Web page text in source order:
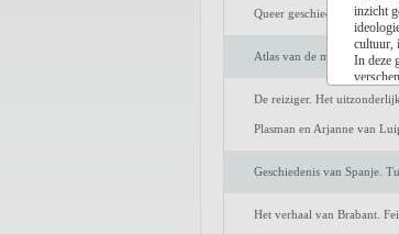
Queer geschiedenis van
Atlas van de middeleeuwse
De reiziger. Het
Plasman en Arjanne van
Geschiedenis van Spanje.
Het verhaal van Brabant.
inzicht
cultuur,
In deze
Een
[Pieter